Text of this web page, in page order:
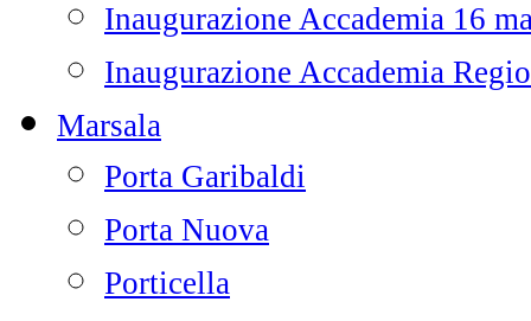
Inaugurazione Accademia 16
Inaugurazione Accademia
Marsala
Porta Garibaldi
Porta Nuova
Porticella